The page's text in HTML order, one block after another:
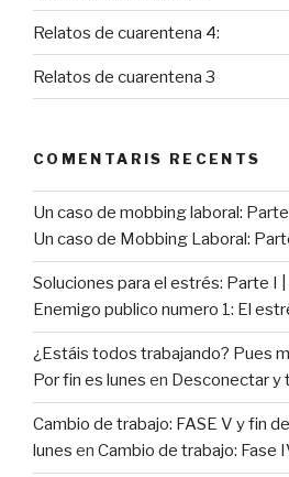
Relatos de cuarentena 4:
Relatos de cuarentena 3
COMENTARIS RECENTS
Un caso de mobbing laboral:
Un caso de Mobbing Laboral:
Soluciones para el estrés: Parte I
Enemigo publico numero 1: El
¿Estáis todos trabajando? Pues
Por fin es lunes en Desconectar y
Cambio de trabajo: FASE V y fin
lunes en Cambio de trabajo: Fase